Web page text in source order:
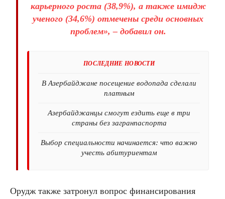
карьерного роста (38,9%), а также имидж
ученого (34,6%) отмечены среди основных
проблем», – добавил он.
ПОСЛЕДНИЕ НОВОСТИ
В Азербайджане посещение водопада сделали
платным
Азербайджанцы смогут ездить еще в три
страны без загранпаспорта
Выбор специальности начинается: что важно
учесть абитуриентам
Орудж также затронул вопрос финансирования